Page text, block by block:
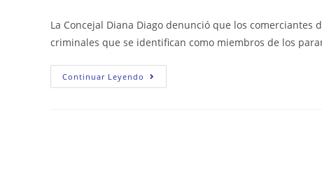
laLa Concejal Diana Diago denunció que los
criminales que se identifican como miembros de los
Continuar Leyendo ¡EXTORSIÓN
EN